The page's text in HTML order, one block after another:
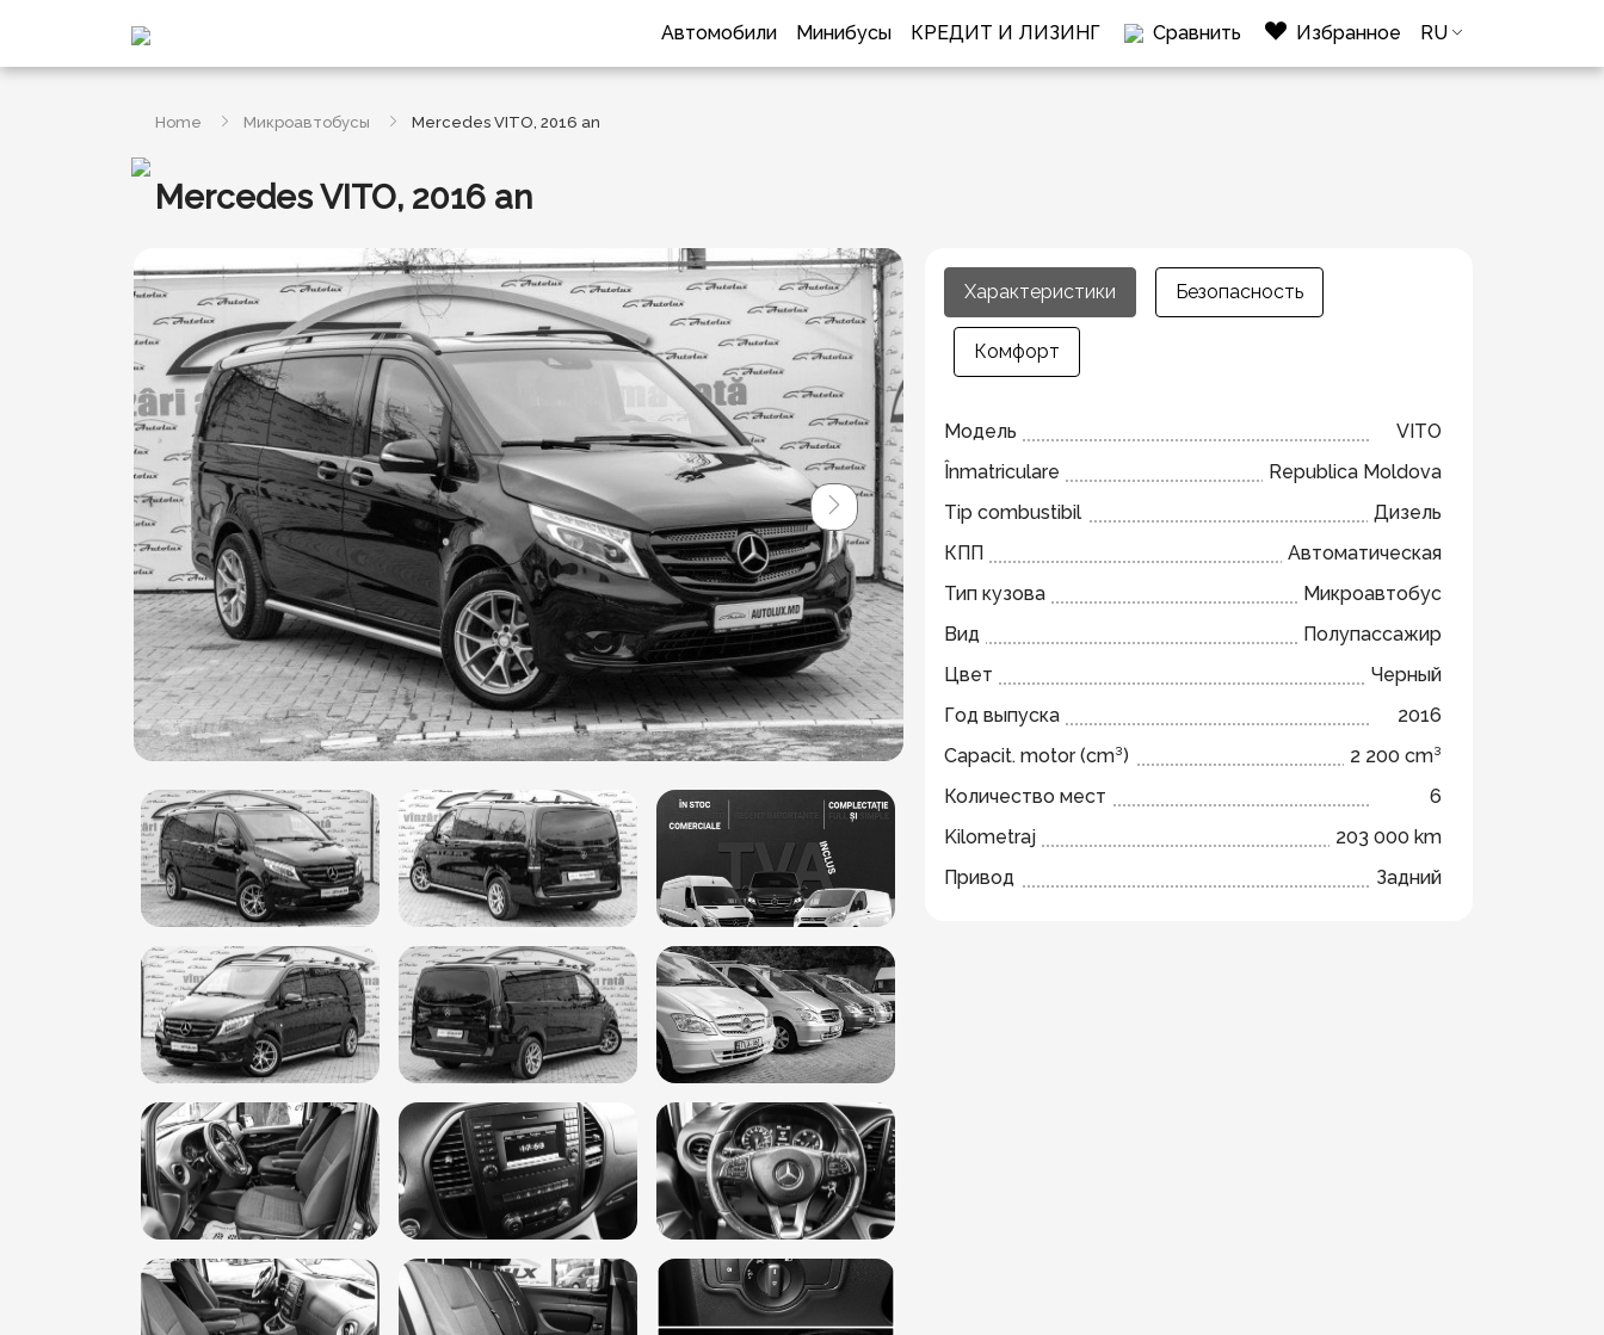
Автомобили Минибусы КРЕДИТ И ЛИЗИНГ Сравнить Избранное RU
Home Микроавтобусы Mercedes VITO, 2016 an
Mercedes VITO, 2016 an
Характеристики Безопасность
Комфорт
Модель
VITO
Înmatriculare
Republica Moldova
Tip combustibil
Дизель
КПП
Автоматическая
Тип кузова
Микроавтобус
Вид
Полупассажир
Цвет
Черный
Год выпуска
2016
Capacit. motor (cm³)
2 200 cm³
Количество мест
6
Kilometraj
203 000 km
Привод
Задний